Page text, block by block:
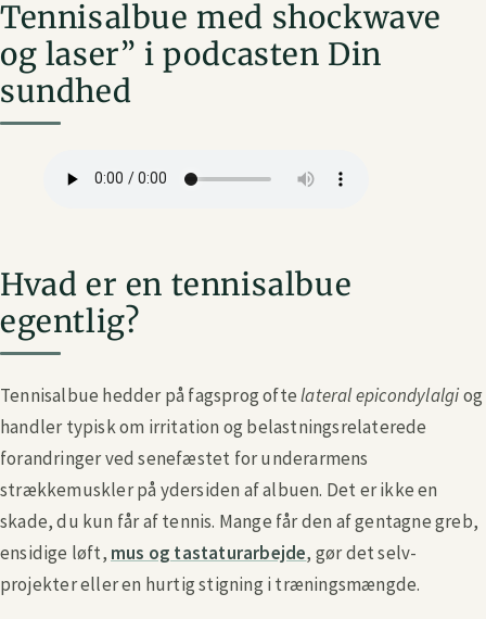
Tennisalbue med shockwave
og laser” i podcasten Din
sundhed
Hvad er en tennisalbue
egentlig?
Tennisalbue hedder på fagsprog oftelateral epicondylalgiog
handler typisk om irritation og belastningsrelaterede
forandringer ved senefæstet for underarmens
strækkemuskler på ydersiden af albuen. Det er ikke en
skade, du kun får af tennis. Mange får den af gentagne greb,
ensidige løft, mus og tastaturarbejde, gør det selv-
projekter eller en hurtig stigning i træningsmængde.